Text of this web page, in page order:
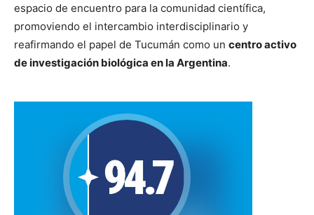
espacio de encuentro para la comunidad científica,
promoviendo el intercambio interdisciplinario y
reafirmando el papel de Tucumán como un centro activo
de investigación biológica en la Argentina.